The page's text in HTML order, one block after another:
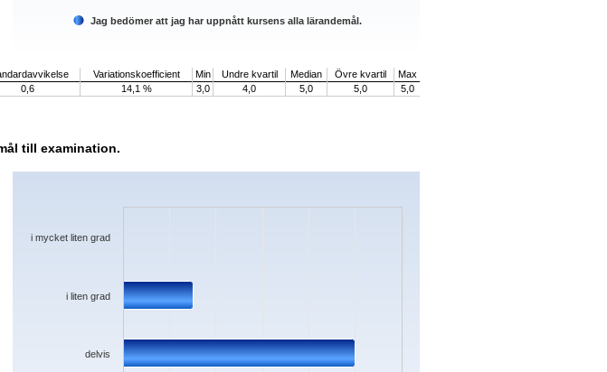
Jag bedömer att jag har uppnått kursens alla lärandemål.
Variationskoefficient Min Undre kvartil Median Övre kvartil
Max
0,6 14,1 % 3,0 4,0 5,0 5,0 5,0
till examination.
Chart
The chart has 1 X axis displaying categories.
delvis
i liten grad
i mycket liten grad